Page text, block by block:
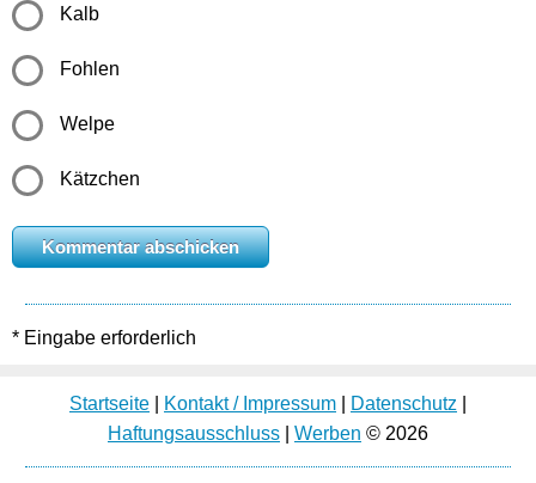
Kalb
Fohlen
Welpe
Kätzchen
* Eingabe erforderlich
Startseite Kontakt / Impressum Datenschutz
Haftungsausschluss
Werben © 2026